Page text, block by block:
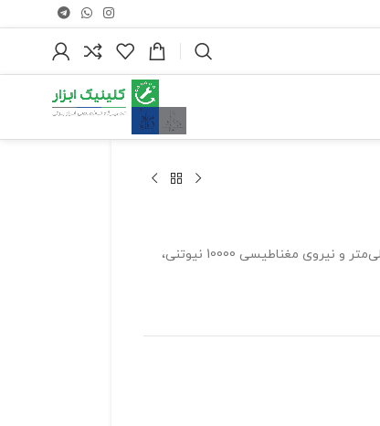
دریل مگنت MDE42 از برند میلواکی با موتور 1200 وات، ظرفیت سوراخکاری 42 میلی‌متر و نیروی مغناطیسی 10000 نیوتنی،